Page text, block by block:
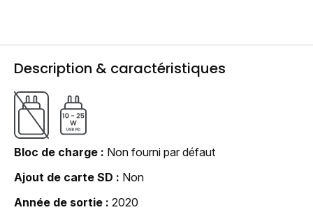
Description & caractéristiques
Bloc de charge
Non fourni par défaut
Ajout de carte SD
Non
Année de sortie
2020